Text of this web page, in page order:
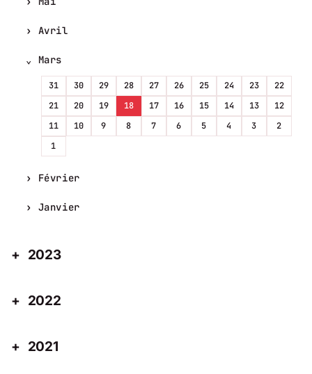
Avril
Mars
31 30 29 28 27 26 25 24 23
22
21
20 19 18 17 16 15 14 13
12
11
10 9 8 7 6 5 4 3
2
1
Février
Janvier
2023
2022
2021